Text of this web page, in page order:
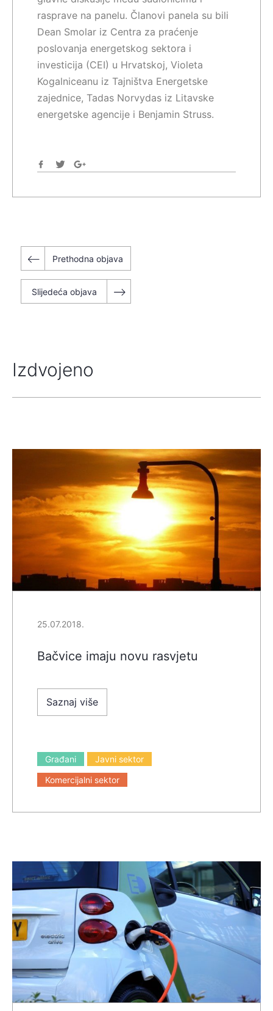
rasprave na panelu. Članovi panela su bili
Dean Smolar iz Centra za praćenje
poslovanja energetskog sektora i
investicija (CEI) u Hrvatskoj, Violeta
Kogalniceanu iz Tajništva Energetske
zajednice, Tadas Norvydas iz Litavske
energetske agencije i Benjamin Struss.
Navigacija
objava
Prethodna objava
Slijedeća objava
Izdvojeno
25.07.2018.
Bačvice imaju novu rasvjetu
Saznaj više
Građani
Javni sektor
Komercijalni sektor